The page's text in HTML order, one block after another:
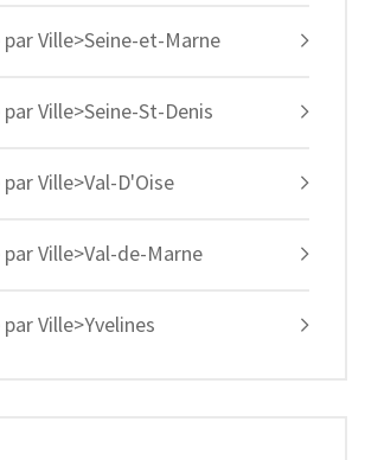
Ville>Seine-et-Marne
Ville>Seine-St-Denis
Ville>Val-D'Oise
Ville>Val-de-Marne
Ville>Yvelines